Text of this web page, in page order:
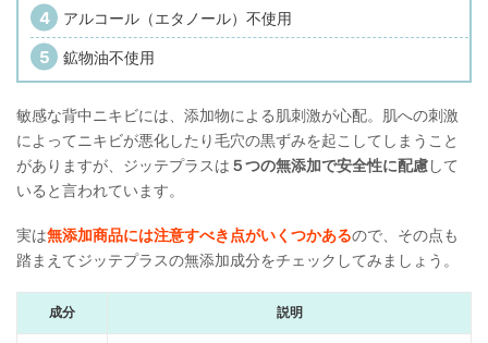
アルコール（エタノール）不使用
鉱物油不使用
敏感な背中ニキビには、添加物による肌刺激が心配。肌への刺激
によってニキビが悪化したり毛穴の黒ずみを起こしてしまうこと
がありますが、ジッテプラスは ５つの無添加で安全性に配慮して
いると言われています。
実は無添加商品には注意すべき点がいくつかあるので、その点も
踏まえてジッテプラスの無添加成分をチェックしてみましょう。
成分 説明